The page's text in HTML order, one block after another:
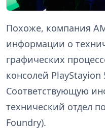
Похоже, компания
информации о
графических
консолей PlayStayion
Соответствующую
технический отдел
Foundry).